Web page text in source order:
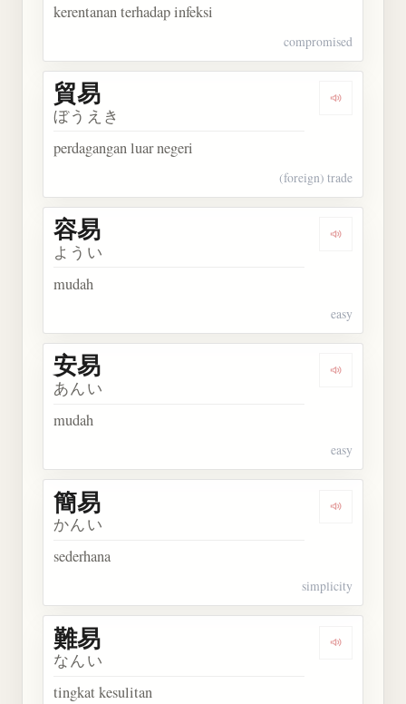
kerentanan terhadap infeksi
compromised
Dengarkan
貿易
ぼうえき
perdagangan luar negeri
(foreign) trade
Dengarkan
容易
ようい
mudah
easy
Dengarkan
安易
あんい
mudah
easy
Dengarkan
簡易
かんい
sederhana
simplicity
Dengarkan
難易
なんい
tingkat kesulitan